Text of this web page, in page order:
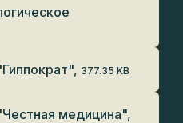
377.35 KB
медицина",